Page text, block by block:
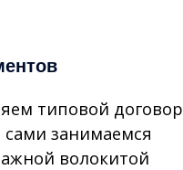
типовой договор
занимаемся
волокитой